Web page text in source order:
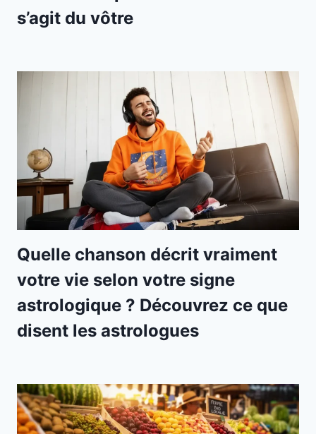
s’agit du vôtre
Quelle chanson décrit vraiment
votre vie selon votre signe
astrologique ? Découvrez ce que
disent les astrologues